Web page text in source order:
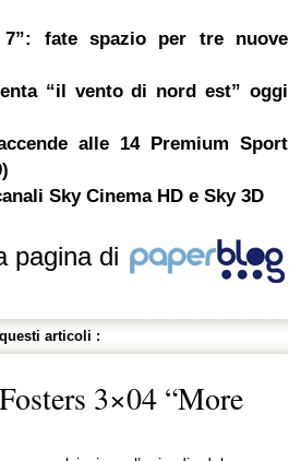
7”: fate spazio per tre nuove
“il vento di nord est” oggi
alle 14 Premium Sport
Sky Cinema HD e Sky 3D
pagina di
articoli :
3×04 “More